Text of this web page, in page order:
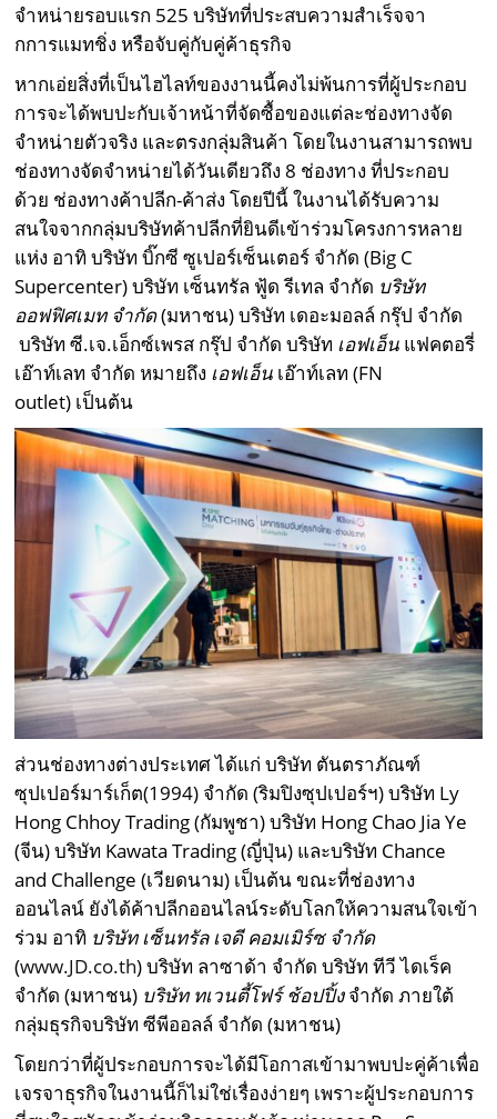
จำหน่ายรอบแรก 525 บริษัทที่ประสบความสำเร็จจา
กการแมทชิ่ง หรือจับคู่กับคู่ค้าธุรกิจ
หากเอ่ยสิ่งที่เป็นไฮไลท์ของงานนี้คงไม่พ้นการที่ผู้ประกอบ
การจะได้พบปะกับเจ้าหน้าที่จัดซื้อของแต่ละช่องทางจัด
จำหน่ายตัวจริง และตรงกลุ่มสินค้า โดยในงานสามารถพบ
ช่องทางจัดจำหน่ายได้วันเดียวถึง 8 ช่องทาง ที่ประกอบ
ด้วย ช่องทางค้าปลีก-ค้าส่ง โดยปีนี้ ในงานได้รับความ
สนใจจากกลุ่มบริษัทค้าปลีกที่ยินดีเข้าร่วมโครงการหลาย
แห่ง อาทิ บริษัท บิ๊กซี ซูเปอร์เซ็นเตอร์ จำกัด (Big C
Supercenter) บริษัท เซ็นทรัล ฟู้ด รีเทล จำกัด บริษัท
ออฟฟิศเมท จำกัด(มหาชน) บริษัท เดอะมอลล์ กรุ๊ป จำกัด
บริษัท ซี.เจ.เอ็กซ์เพรส กรุ๊ป จำกัด บริษัท เอฟเอ็น แฟคตอรี่
เอ๊าท์เลท จำกัด หมายถึง เอฟเอ็น เอ๊าท์เลท (FN
outlet) เป็นต้น
ส่วนช่องทางต่างประเทศ ได้แก่ บริษัท ตันตราภัณฑ์
ซุปเปอร์มาร์เก็ต(1994) จำกัด (ริมปิงซุปเปอร์ฯ) บริษัท Ly
Hong Chhoy Trading (กัมพูชา) บริษัท Hong Chao Jia Ye
(จีน) บริษัท Kawata Trading (ญี่ปุ่น) และบริษัท Chance
and Challenge (เวียดนาม) เป็นต้น ขณะที่ช่องทาง
ออนไลน์ ยังได้ค้าปลีกออนไลน์ระดับโลกให้ความสนใจเข้า
ร่วม อาทิ บริษัท เซ็นทรัล เจดี คอมเมิร์ซจำกัด
(www.JD.co.th) บริษัท ลาซาด้า จำกัด บริษัท ทีวี ไดเร็ค
จำกัด (มหาชน) บริษัท ทเวนตี้โฟร์ ช้อปปิ้งจำกัด ภายใต้
กลุ่มธุรกิจบริษัท ซีพีออลล์ จำกัด (มหาชน)
โดยกว่าที่ผู้ประกอบการจะได้มีโอกาสเข้ามาพบปะคู่ค้าเพื่อ
เจรจาธุรกิจในงานนี้ก็ไม่ใช่เรื่องง่ายๆ เพราะผู้ประกอบการ